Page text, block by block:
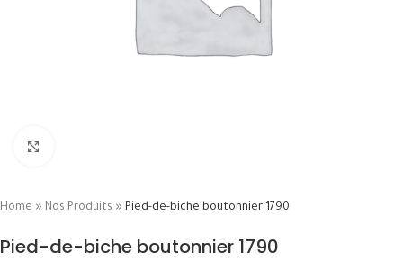
Home » Nos Produits » Pied-de-biche boutonnier 1790
Pied-de-biche boutonnier 1790